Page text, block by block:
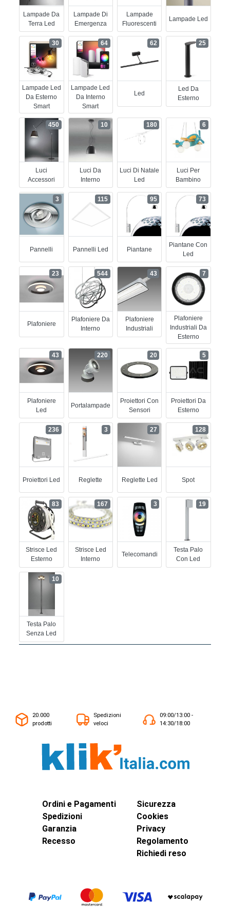
Lampade Da
Terra Led
Lampade Di
Emergenza
Lampade
Fluorescenti
Lampade Led
Lampade Led
Da Esterno
Smart
30
Lampade Led
Da Interno
Smart
64
Led
62
Led Da
Esterno
25
Luci
Accessori
450
Luci Da
Interno
10
Luci Di Natale
Led
180
Luci Per
Bambino
6
Pannelli
3
Pannelli Led
115
Piantane
95
Piantane Con
Led
73
Plafoniere
23
Plafoniere Da
Interno
544
Plafoniere
Industriali
43
Plafoniere
Industriali Da
Esterno
7
Plafoniere
Led
43
Portalampade
220
Proiettori Con
Sensori
20
Proiettori Da
Esterno
5
Proiettori Led
236
Reglette
3
Reglette Led
27
Spot
128
Strisce Led
Esterno
83
Strisce Led
Interno
167
Telecomandi
3
Testa Palo
Con Led
19
Testa Palo
Senza Led
10
20.000
prodotti
Spedizioni
veloci
09:00/13:00 -
14:30/18:00
Ordini e Pagamenti
Spedizioni
Garanzia
Recesso
Sicurezza
Cookies
Privacy
Regolamento
Richiedi reso